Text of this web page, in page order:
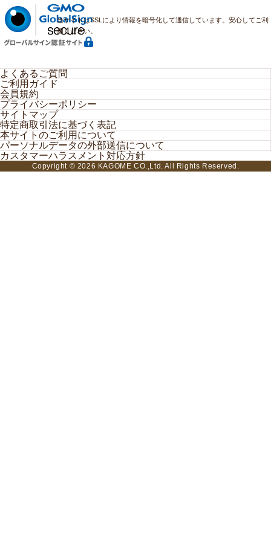
当サイトはSSLにより情報を暗号化して通信しています。安心してご利
用ください。
よくあるご質問
ご利用ガイド
会員規約
プライバシーポリシー
サイトマップ
特定商取引法に基づく表記
本サイトのご利用について
パーソナルデータの外部送信について
カスタマーハラスメント対応方針
Copyright © 2026 KAGOME CO.,Ltd. All Rights Reserved.